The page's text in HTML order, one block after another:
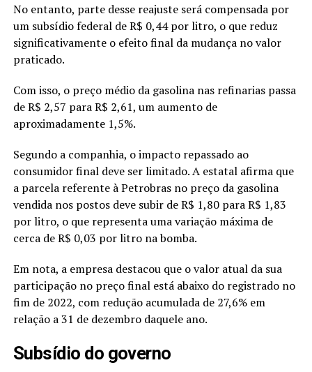
No entanto, parte desse reajuste será compensada por
um subsídio federal de R$ 0,44 por litro, o que reduz
significativamente o efeito final da mudança no valor
praticado.
Com isso, o preço médio da gasolina nas refinarias passa
de R$ 2,57 para R$ 2,61, um aumento de
aproximadamente 1,5%.
Segundo a companhia, o impacto repassado ao
consumidor final deve ser limitado. A estatal afirma que
a parcela referente à Petrobras no preço da gasolina
vendida nos postos deve subir de R$ 1,80 para R$ 1,83
por litro, o que representa uma variação máxima de
cerca de R$ 0,03 por litro na bomba.
Em nota, a empresa destacou que o valor atual da sua
participação no preço final está abaixo do registrado no
fim de 2022, com redução acumulada de 27,6% em
relação a 31 de dezembro daquele ano.
Subsídio do governo